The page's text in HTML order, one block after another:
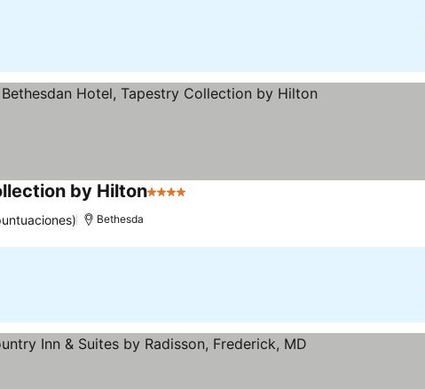
by Hilton4 Estrellas
Bethesda